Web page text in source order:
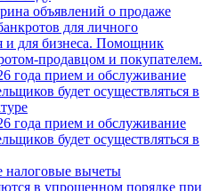
объявлений о продаже
для личного
и для бизнеса. Помощник
продавцом и покупателем.
года прием и обслуживание
будет осуществляться в
года прием и обслуживание
будет осуществляться в
налоговые вычеты
в упрощенном порядке при